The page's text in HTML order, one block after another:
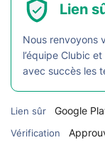
Lien
Nous renvoyons
l’équipe Clubic
avec succès les
Lien sûr Google
Vérification